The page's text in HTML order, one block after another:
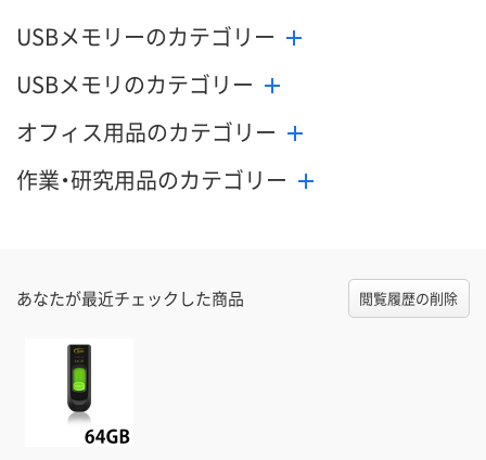
USBメモリーのカテゴリー
USBメモリのカテゴリー
オフィス用品のカテゴリー
作業・研究用品のカテゴリー
あなたが最近チェックした商品 閲覧履歴の削除